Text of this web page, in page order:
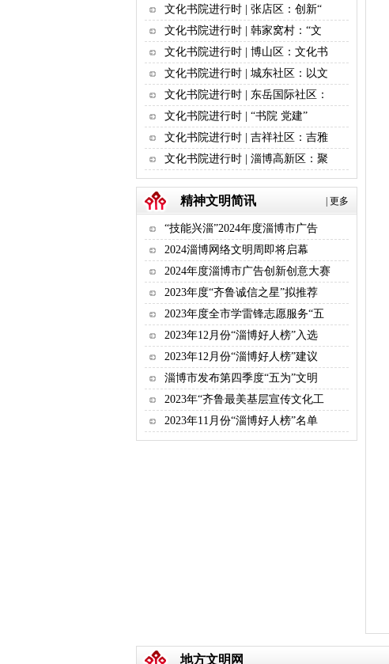
文化书院进行时 | 张店区：创新“
文化书院进行时 | 韩家窝村：“文
文化书院进行时 | 博山区：文化书
文化书院进行时 | 城东社区：以文
文化书院进行时 | 东岳国际社区：
文化书院进行时 | “书院 党建”
文化书院进行时 | 吉祥社区：吉雅
文化书院进行时 | 淄博高新区：聚
更多
精神文明简讯
“技能兴淄”2024年度淄博市广告
2024淄博网络文明周即将启幕
2024年度淄博市广告创新创意大赛
2023年度“齐鲁诚信之星”拟推荐
2023年度全市学雷锋志愿服务“五
2023年12月份“淄博好人榜”入选
2023年12月份“淄博好人榜”建议
淄博市发布第四季度“五为”文明
2023年“齐鲁最美基层宣传文化工
2023年11月份“淄博好人榜”名单
地方文明网